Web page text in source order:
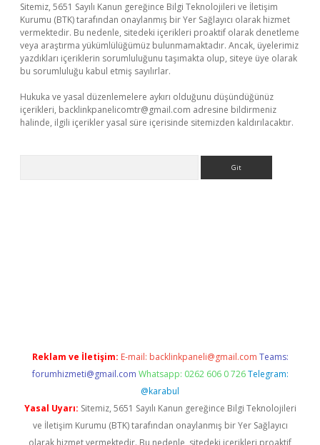
Sitemiz, 5651 Sayılı Kanun gereğince Bilgi Teknolojileri ve İletişim
Kurumu (BTK) tarafından onaylanmış bir Yer Sağlayıcı olarak hizmet
vermektedir. Bu nedenle, sitedeki içerikleri proaktif olarak denetleme
veya araştırma yükümlülüğümüz bulunmamaktadır. Ancak, üyelerimiz
yazdıkları içeriklerin sorumluluğunu taşımakta olup, siteye üye olarak
bu sorumluluğu kabul etmiş sayılırlar.
Hukuka ve yasal düzenlemelere aykırı olduğunu düşündüğünüz
içerikleri, backlinkpanelicomtr@gmail.com adresine bildirmeniz
halinde, ilgili içerikler yasal süre içerisinde sitemizden kaldırılacaktır.
Reklam ve İletişim: E-mail: backlinkpaneli@gmail.com Teams:
forumhizmeti@gmail.com Whatsapp: 0262 606 0 726 Telegram:
@karabul
Yasal Uyarı: Sitemiz, 5651 Sayılı Kanun gereğince Bilgi Teknolojileri
ve İletişim Kurumu (BTK) tarafından onaylanmış bir Yer Sağlayıcı
olarak hizmet vermektedir. Bu nedenle, sitedeki içerikleri proaktif